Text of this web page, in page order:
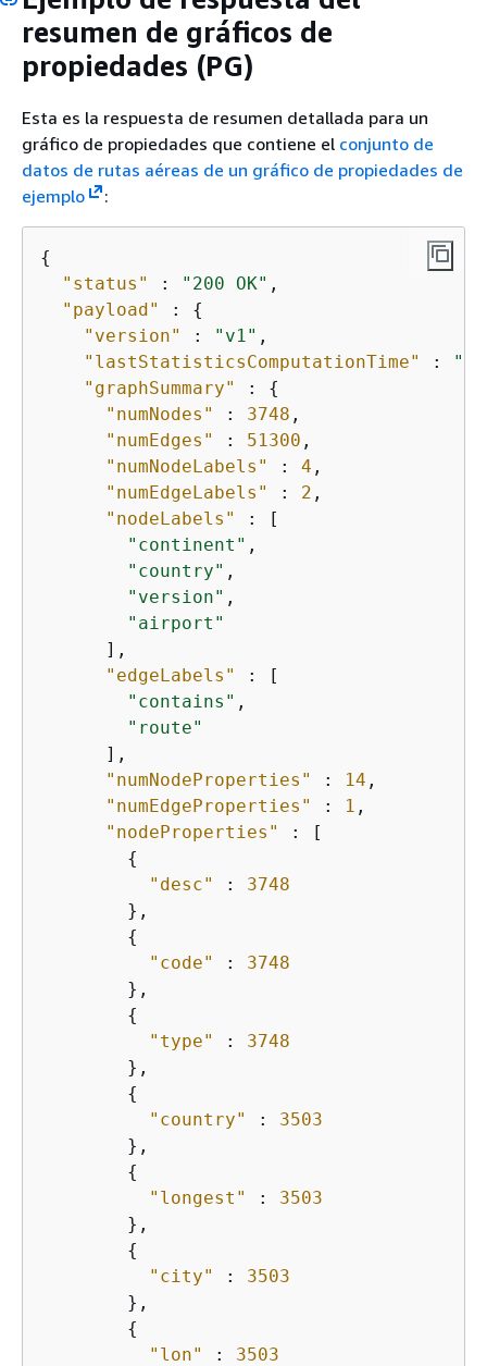
resumen de gráficos de
propiedades (PG)
Esta es la respuesta de resumen detallada para un
gráfico de propiedades que contiene el conjunto de
datos de rutas aéreas de un gráfico de propiedades de
ejemplo
:
{
"status"
: "200 OK" ,
"payload"
: {
"version"
: "v1" ,
"lastStatisticsComputationTime"
:
"graphSummary"
: {
"numNodes"
: 3748 ,
"numEdges"
: 51300 ,
"numNodeLabels"
: 4 ,
"numEdgeLabels"
: 2 ,
"nodeLabels"
: [
"continent" ,
"country" ,
"version" ,
"airport"
      ],
"edgeLabels"
: [
"contains" ,
"route"
      ],
"numNodeProperties"
: 14 ,
"numEdgeProperties"
: 1 ,
"nodeProperties"
: [
{
"desc"
: 3748
        },
{
"code"
: 3748
        },
{
"type"
: 3748
        },
{
"country"
: 3503
        },
{
"longest"
: 3503
        },
{
"city"
: 3503
        },
{
"lon"
: 3503